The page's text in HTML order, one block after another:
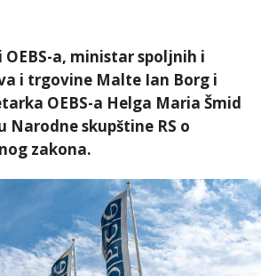
a, ministar spoljnih i
i trgovine Malte Ian Borg i
OEBS-a Helga Maria Šmid
Narodne skupštine RS o
zakona.